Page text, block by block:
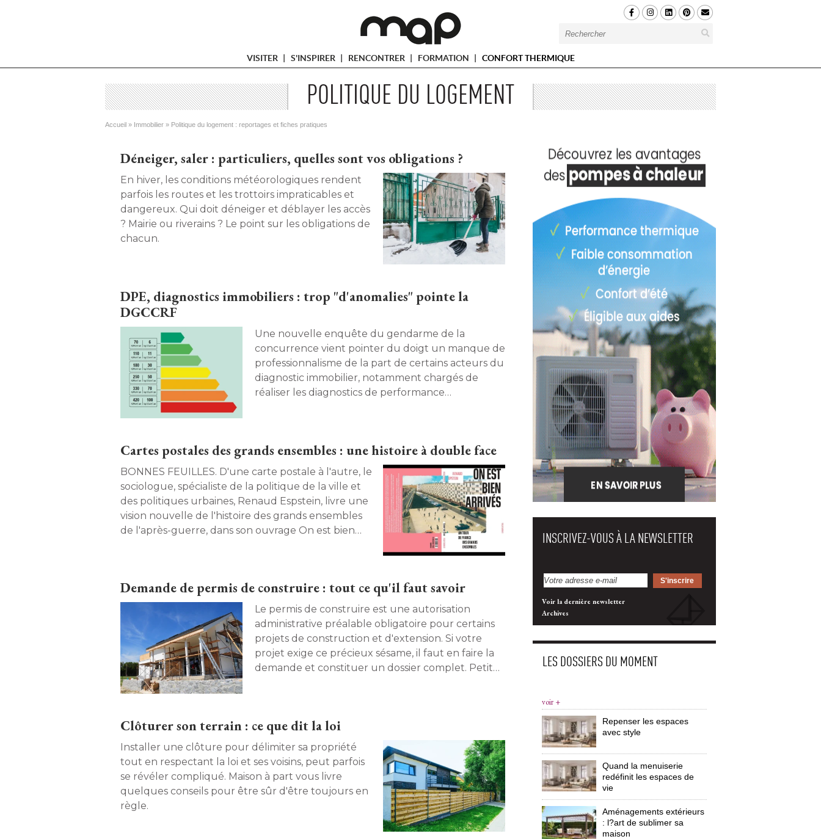
VISITER S'INSPIRER RENCONTRER FORMATION CONFORT THERMIQUE
POLITIQUE DU LOGEMENT
Vous êtes ici
Accueil » Immobilier » Politique du logement : reportages et fiches pratiques
Déneiger, saler : particuliers, quelles sont vos obligations ?
En hiver, les conditions météorologiques rendent
parfois les routes et les trottoirs impraticables et
dangereux. Qui doit déneiger et déblayer les accès
? Mairie ou riverains ? Le point sur les obligations de
chacun.
DPE, diagnostics immobiliers : trop "d'anomalies" pointe la
DGCCRF
Une nouvelle enquête du gendarme de la
concurrence vient pointer du doigt un manque de
professionnalisme de la part de certains acteurs du
diagnostic immobilier, notamment chargés de
réaliser les diagnostics de performance
Cartes postales des grands ensembles : une histoire à double face
BONNES FEUILLES. D'une carte postale à l'autre, le
sociologue, spécialiste de la politique de la ville et
des politiques urbaines, Renaud Espstein, livre une
vision nouvelle de l'histoire des grands ensembles
de l'après-guerre, dans son ouvrage On est bien
Demande de permis de construire : tout ce qu'il faut savoir
Le permis de construire est une autorisation
administrative préalable obligatoire pour certains
projets de construction et d'extension. Si votre
projet exige ce précieux sésame, il faut en faire la
demande et constituer un dossier complet. Petit
Clôturer son terrain : ce que dit la loi
Installer une clôture pour délimiter sa propriété
tout en respectant la loi et ses voisins, peut parfois
se révéler compliqué. Maison à part vous livre
quelques conseils pour être sûr d'être toujours en
règle.
INSCRIVEZ-VOUS À LA NEWSLETTER
Voir la dernière newsletter
Archives
LES DOSSIERS DU MOMENT
voir +
Repenser les espaces
avec style
Quand la menuiserie
redéfinit les espaces de
vie
Aménagements extérieurs
: l?art de sublimer sa
maison